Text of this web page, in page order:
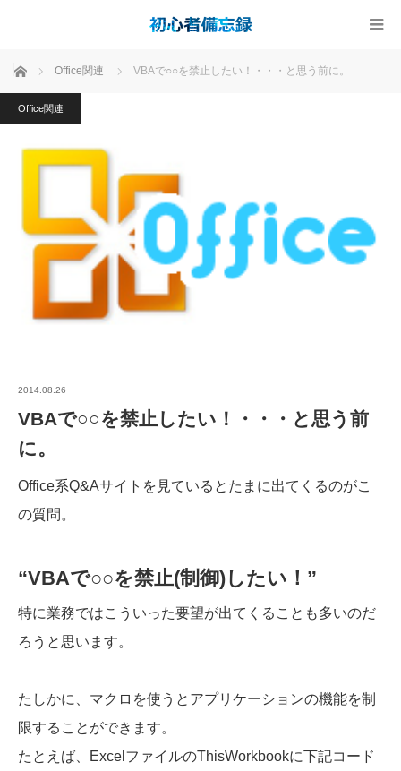
ホーム Office関連 VBAで○○を禁止したい！・・・と思う前に。
Office関連
2014.08.26
VBAで○○を禁止したい！・・・と思う前
に。
Office系Q&Aサイトを見ているとたまに出てくるのがこ
の質問。
“VBAで○○を禁止(制御)したい！”
特に業務ではこういった要望が出てくることも多いのだ
ろうと思います。
たしかに、マクロを使うとアプリケーションの機能を制
限することができます。
たとえば、ExcelファイルのThisWorkbookに下記コード